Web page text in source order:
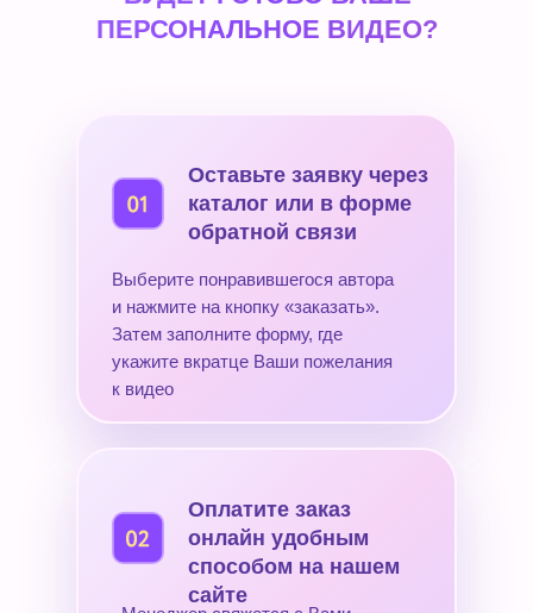
ПЕРСОНАЛЬНОЕ ВИДЕО?
Выберите понравившегося автора
и нажмите на кнопку «заказать».
Затем заполните форму, где
укажите вкратце Ваши пожелания
к видео
Оставьте заявку через
каталог или в форме
обратной связи
Оплатите заказ
онлайн удобным
способом на нашем
сайте